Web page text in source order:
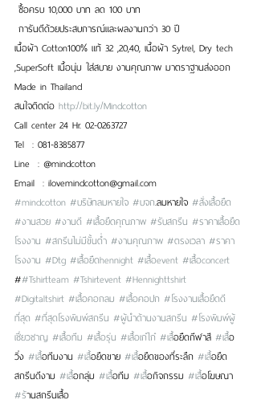
ซื้อครบ 10,000 บาท ลด 100 บาท
การันตีด้วยประสบการณ์และผลงานกว่า 30 ปี
เนื้อผ้า Cotton100% แท้ 32 ,20,40, เนื้อผ้า Sytrel, Dry tech
,SuperSoft เนื้อนุ่ม ใส่สบาย งานคุณภาพ มาตราฐานส่งออก
Made in Thailand
สนใจติดต่อ http://bit.ly/Mindcotton
Call center 24 Hr. 02-0263727
Tel  : 081-8385877
Line  : @mindcotton
Email  : ilovemindcotton@gmail.com
#mindcotton #บริษัทลมหายใจ #บจก.ลมหายใจ #สั่งเสื้อยืด
#งานสวย #งานดี #เสื้อยืดคุณภาพ #รับสกรีน #ราคาเสื้อยืด
โรงงาน #สกรีนไม่มีขั้นต่ำ #งานคุณภาพ #ตรงเวลา #ราคา
โรงงาน #Dtg #เสื้อยืดhennight #เสื้อevent #เสื้อconcert
##Tshirtteam #Tshirtevent #Hennighttshirt
#Digitaltshirt #เสื้อคอกลม #เสื้อคอปก #โรงงานเสื้อยืดดี
ที่สุด #ที่สุดโรงพิมพ์สกรีน #ผู้นำด้านงานสกรีน #โรงพิมพ์ผู้
เชี่ยวชาญ #เสื้อทีม #เสื้อรุ่น #เสื้อเก๋ไก๋ #เสื้อยืดกีฬาสี #เสื้อ
วิ่ง #เสื้อทีมงาน #เสื้อยืดขาย #เสื้อยืดของที่ระลึก #เสื้อยืด
สกรีนดีงาม #เสื้อกลุ่ม #เสื้อทีม #เสื้อกิจกรรม #เสื้อโฆษณา
#ร้านสกรีนเสื้อ